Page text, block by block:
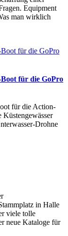
Equipment
man wirklich
für die GoPro
für die Action-
Küstengewässer
Drohne
in Halle
viele tolle
neue Kataloge für